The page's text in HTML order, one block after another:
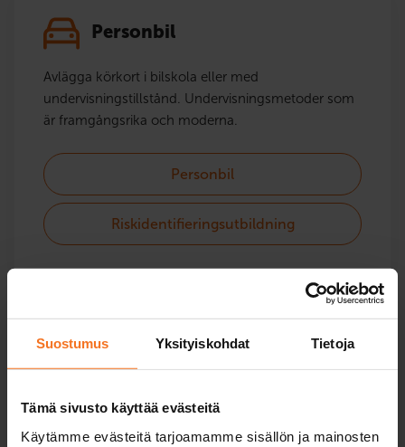
Suostumus Yksityiskohdat Tietoja
Tämä sivusto käyttää evästeitä
Käytämme evästeitä tarjoamamme sisällön ja mainosten
Personbil
Avlägga körkort i bilskola eller med
undervisningstillstånd. Undervisningsmetoder som
är framgångsrika och moderna.
Personbil
Riskidentifieringsutbildning
Undervisningstillstånd
lagstadgade utbildningar och extra tjänster.